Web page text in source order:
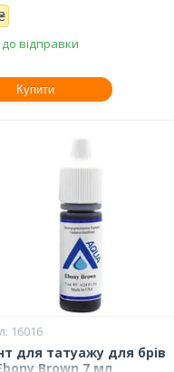
відправки
Купити
16016
для татуажу для брів
Brown 7 мл